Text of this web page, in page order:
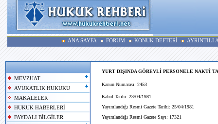
ANA SAYFA FORUM KONUK DEFTERİ AYRINTILI
MEVZUAT
AVUKATLIK HUKUKU
MAKALELER
HUKUK HABERLERİ
FAYDALI BİLGİLER
YURT DIŞINDA GÖREVLİ PERSONELE NAKTİ
Kanun Numarası: 2453
Kabul Tarihi: 23/04/1981
Yayımlandığı Resmi Gazete Tarihi: 25/04/1981
Yayımlandığı Resmi Gazete Sayı: 17321